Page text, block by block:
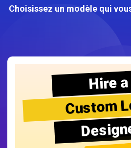
Choisissez un modèle qui
Hire a
Custom